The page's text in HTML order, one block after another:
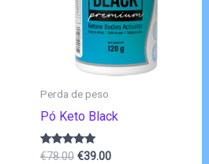
Perda de peso
Pó Keto Black
Avaliação
€78.00 O
€39.00O